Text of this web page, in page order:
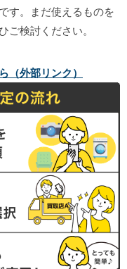
す。まだ使えるものを
ご検討ください。
（外部リンク）